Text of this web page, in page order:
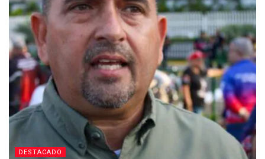
DESTACADO